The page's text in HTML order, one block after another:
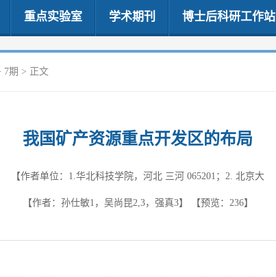
重点实验室 学术期刊 博士后科研工作站
7期 > 正文
我国矿产资源重点开发区的布局
【作者单位：1.华北科技学院，河北 三河 065201；2. 北京大
【作者：孙仕敏1，吴尚昆2,3，强真3】 【预览： 236】